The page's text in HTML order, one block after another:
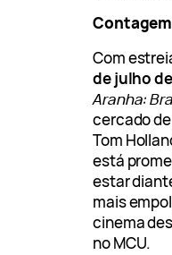
Com
de julho
Aranha:
cercado
Tom
está
estar
mais
cinema
no MCU.